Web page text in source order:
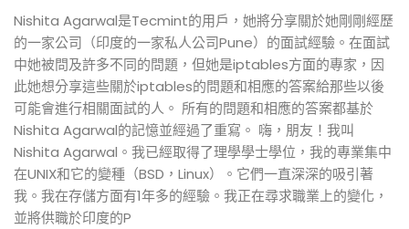
Nishita Agarwal是Tecmint的用戶，她將分享關於她剛剛經歷
的一家公司（印度的一家私人公司Pune）的面試經驗。在面試
中她被問及許多不同的問題，但她是iptables方面的專家，因
此她想分享這些關於iptables的問題和相應的答案給那些以後
可能會進行相關面試的人。 所有的問題和相應的答案都基於
Nishita Agarwal的記憶並經過了重寫。 嗨，朋友！我叫
Nishita Agarwal。我已經取得了理學學士學位，我的專業集中
在UNIX和它的變種（BSD，Linux）。它們一直深深的吸引著
我。我在存儲方面有1年多的經驗。我正在尋求職業上的變化，
並將供職於印度的P